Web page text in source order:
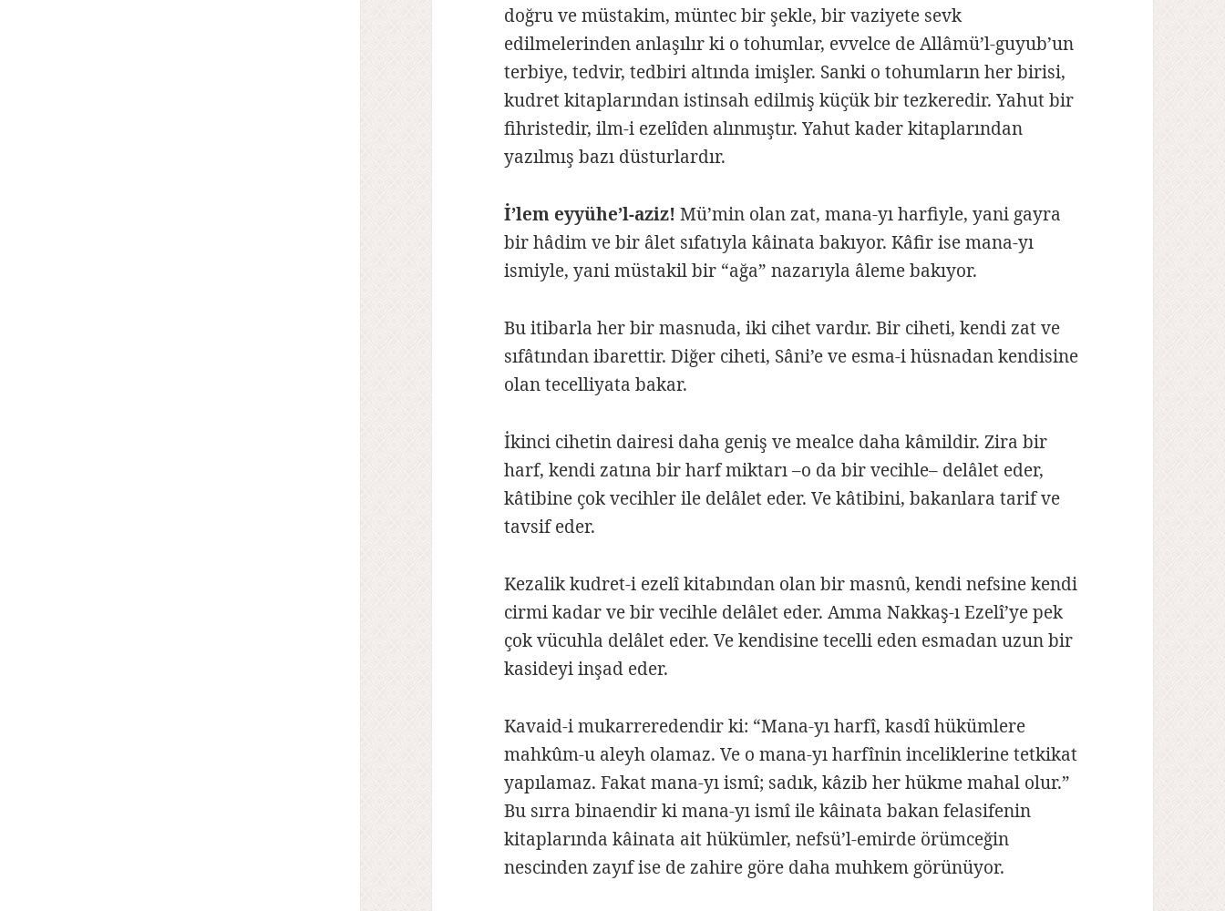
doğru ve müstakim, müntec bir şekle, bir vaziyete sevk
edilmelerinden anlaşılır ki o tohumlar, evvelce de Allâmü’l-guyub’un
terbiye, tedvir, tedbiri altında imişler. Sanki o tohumların her birisi,
kudret kitaplarından istinsah edilmiş küçük bir tezkeredir. Yahut bir
fihristedir, ilm-i ezelîden alınmıştır. Yahut kader kitaplarından
yazılmış bazı düsturlardır.
İ’lem eyyühe’l-aziz! Mü’min olan zat, mana-yı harfiyle, yani gayra
bir hâdim ve bir âlet sıfatıyla kâinata bakıyor. Kâfir ise mana-yı
ismiyle, yani müstakil bir “ağa” nazarıyla âleme bakıyor.
Bu itibarla her bir masnuda, iki cihet vardır. Bir ciheti, kendi zat ve
sıfâtından ibarettir. Diğer ciheti, Sâni’e ve esma-i hüsnadan kendisine
olan tecelliyata bakar.
İkinci cihetin dairesi daha geniş ve mealce daha kâmildir. Zira bir
harf, kendi zatına bir harf miktarı –o da bir vecihle– delâlet eder,
kâtibine çok vecihler ile delâlet eder. Ve kâtibini, bakanlara tarif ve
tavsif eder.
Kezalik kudret-i ezelî kitabından olan bir masnû, kendi nefsine kendi
cirmi kadar ve bir vecihle delâlet eder. Amma Nakkaş-ı Ezelî’ye pek
çok vücuhla delâlet eder. Ve kendisine tecelli eden esmadan uzun bir
kasideyi inşad eder.
Kavaid-i mukarreredendir ki: “Mana-yı harfî, kasdî hükümlere
mahkûm-u aleyh olamaz. Ve o mana-yı harfînin inceliklerine tetkikat
yapılamaz. Fakat mana-yı ismî; sadık, kâzib her hükme mahal olur.”
Bu sırra binaendir ki mana-yı ismî ile kâinata bakan felasifenin
kitaplarında kâinata ait hükümler, nefsü’l-emirde örümceğin
nescinden zayıf ise de zahire göre daha muhkem görünüyor.